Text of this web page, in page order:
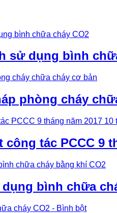
sử dụng bình
phòng cháy
tác PCCC 9
bình chữa